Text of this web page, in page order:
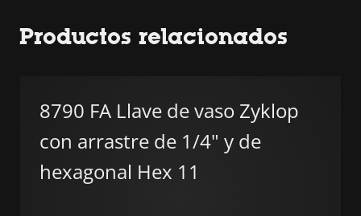
Productos relacionados
8790 FA Llave de vaso Zyklop
con arrastre de 1/4" y de
hexagonal Hex 11